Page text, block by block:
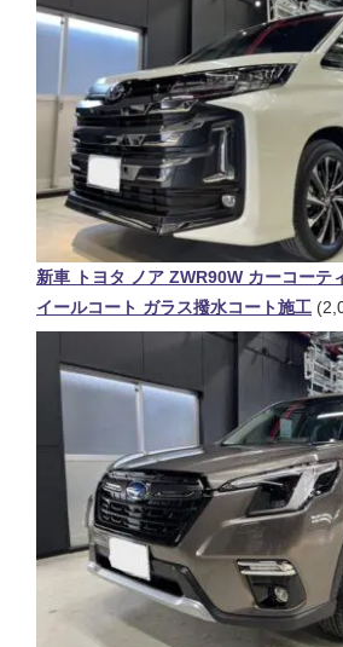
新車 トヨタ ノア ZWR90W カーコーテ
イールコート ガラス撥水コート施工